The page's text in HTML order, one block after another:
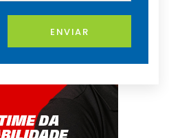
ENVIAR